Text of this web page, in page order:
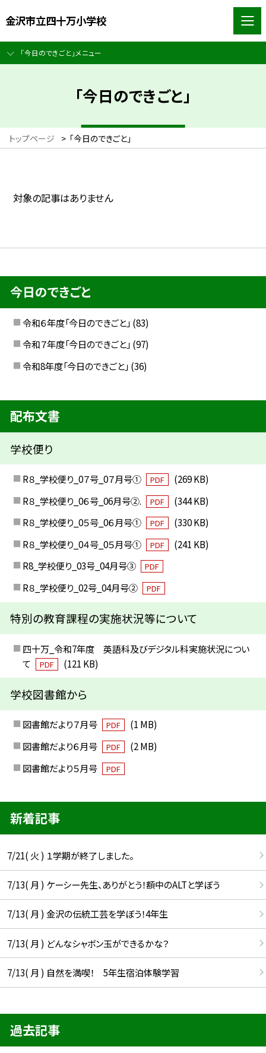
金沢市立四十万小学校
「今日のできごと」メニュー
「今日のできごと」
トップページ > 「今日のできごと」
対象の記事はありません
今日のできごと
令和６年度「今日のできごと」 (83)
令和７年度「今日のできごと」 (97)
令和8年度「今日のできごと」 (36)
配布文書
学校便り
R８_学校便り_0７号_0７月号① PDF
(269 KB)
R８_学校便り_0６号_06月号②.
PDF
(344 KB)
R８_学校便り_0５号_0６月号①
PDF
(330 KB)
R８_学校便り_0４号_0５月号①
PDF
(241 KB)
R8_学校便り_03号_04月号③
PDF
R８_学校便り_02号_04月号② PDF
特別の教育課程の実施状況等について
四十万_令和7年度 英語科及びデジタル科実施状況につい
て
PDF (121 KB)
学校図書館から
図書館だより７月号 PDF
(1 MB)
図書館だより６月号
PDF
(2 MB)
図書館だより５月号
PDF
新着記事
7/21( 火 ) １学期が終了しました。
7/13( 月 ) ケーシー先生、ありがとう！額中のALTと学ぼう
7/13( 月 ) 金沢の伝統工芸を学ぼう！4年生
7/13( 月 ) どんなシャボン玉ができるかな？
7/13( 月 ) 自然を満喫！ 5年生宿泊体験学習
過去記事